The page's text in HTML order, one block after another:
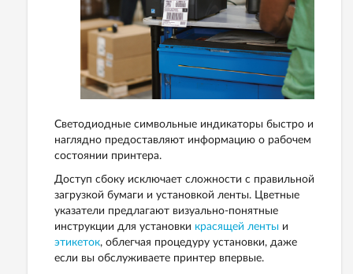
Светодиодные символьные индикаторы быстро и
наглядно предоставляют информацию о рабочем
состоянии принтера.
Доступ сбоку исключает сложности с правильной
загрузкой бумаги и установкой ленты. Цветные
указатели предлагают визуально-понятные
инструкции для установки красящей ленты и
этикеток, облегчая процедуру установки, даже
если вы обслуживаете принтер впервые.